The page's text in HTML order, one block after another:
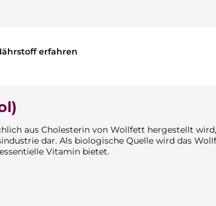
erfahren
aus Cholesterin von Wollfett hergestellt
dar. Als biologische Quelle wird das
Vitamin bietet.